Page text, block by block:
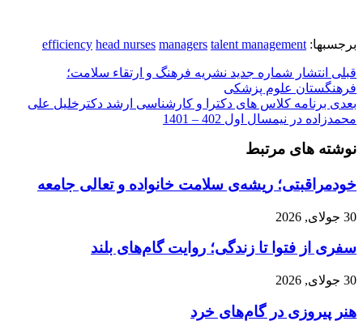
efficiency head nurses managers talent
شماره جدید نشریه فرهنگ و ارتقاء سلامت؛
علوم پزشکی
کلاس های دکترا و کارشناسی ارشد دکترخلیل علی
اول 402 – 1401
مرتبط
ریشه‌ی سلامت خانواده و تعالی جامعه
تا زندگی؛ روایت گام‌های بلند
در گام‌های خرد